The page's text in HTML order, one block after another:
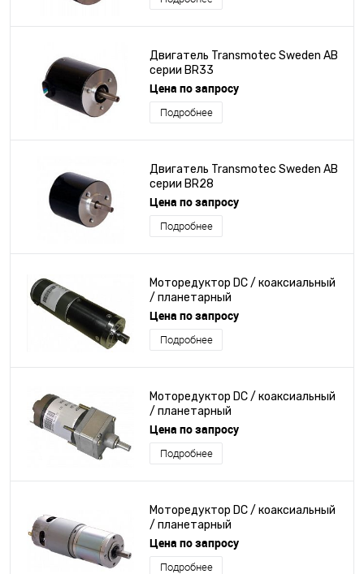
Двигатель Transmotec Sweden AB
серии BR33
Цена по запросу
Подробнее
Двигатель Transmotec Sweden AB
серии BR28
Цена по запросу
Подробнее
Моторедуктор DC / коаксиальный
/ планетарный
Цена по запросу
Подробнее
Моторедуктор DC / коаксиальный
/ планетарный
Цена по запросу
Подробнее
Моторедуктор DC / коаксиальный
/ планетарный
Цена по запросу
Подробнее